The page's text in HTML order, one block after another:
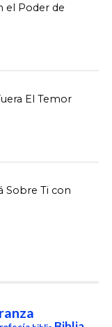
el Poder de
El Temor
Sobre Ti con